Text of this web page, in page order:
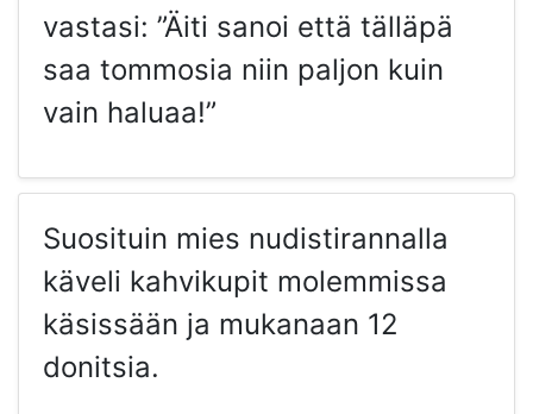
vastasi: ”Äiti sanoi että tälläpä
saa tommosia niin paljon kuin
vain haluaa!”
Suosituin mies nudistirannalla
käveli kahvikupit molemmissa
käsissään ja mukanaan 12
donitsia.